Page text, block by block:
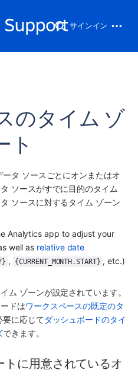
サインイン
のタイム ゾ
ト
タ ソースごとにオンまたはオ
ソースがすでに目的のタイム
ソースに対するタイム ゾーン
Analytics app to adjust your
well as relative date
, {CURRENT_MONTH.START} , etc.)
ム ゾーンが設定されています。
ドはワークスペースの既定のタ
要に応じてダッシュボードのタイ
できます。
トに用意されているオ